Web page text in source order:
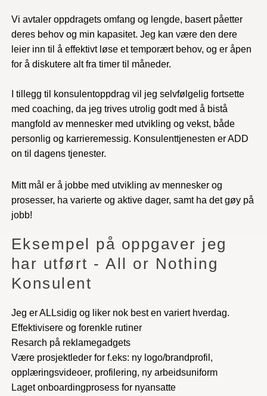
Vi avtaler oppdragets omfang og lengde, basert påetter
deres behov og min kapasitet. Jeg kan være den dere
leier inn til å effektivt løse et temporært behov, og er åpen
for å diskutere alt fra timer til måneder.
I tillegg til konsulentoppdrag vil jeg selvfølgelig fortsette
med coaching, da jeg trives utrolig godt med å bistå
mangfold av mennesker med utvikling og vekst, både
personlig og karrieremessig. Konsulenttjenesten er ADD
on til dagens tjenester.
Mitt mål er å jobbe med utvikling av mennesker og
prosesser, ha varierte og aktive dager, samt ha det gøy på
jobb!
Eksempel på oppgaver jeg
har utført - All or Nothing
Konsulent
Jeg er ALLsidig og liker nok best en variert hverdag.
Effektivisere og forenkle rutiner
Resarch på reklamegadgets
Være prosjektleder for f.eks: ny logo/brandprofil,
opplæringsvideoer, profilering, ny arbeidsuniform
Laget onboardingprosess for nyansatte